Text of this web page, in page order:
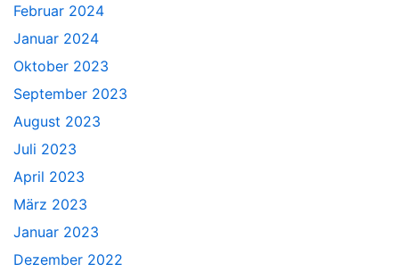
Februar 2024
Januar 2024
Oktober 2023
September 2023
August 2023
Juli 2023
April 2023
März 2023
Januar 2023
Dezember 2022